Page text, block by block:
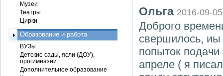
Ольга 2016-09-05
Доброго
свершилось, иы
попыток
апреле ( я
Музеи
Театры
Цирки
Образование и работа
ВУЗы
Детские сады, ясли (ДОУ),
прогимназии
Дополнительное образование